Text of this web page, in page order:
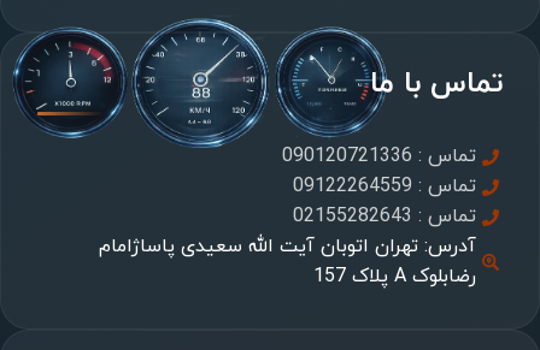
تماس با ما
تماس : 090120721336
تماس : 09122264559
تماس : 02155282643
آدرس: تهران اتوبان آیت الله سعیدی پاساژامام
رضابلوک A پلاک 157